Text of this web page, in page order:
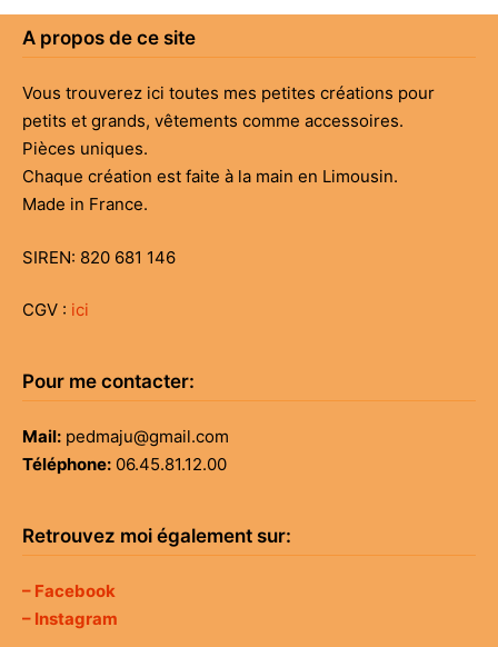
A propos de ce site
Vous trouverez ici toutes mes petites créations pour
petits et grands, vêtements comme accessoires.
Pièces uniques.
Chaque création est faite à la main en Limousin.
Made in France.
SIREN: 820 681 146
CGV : ici
Pour me contacter:
Mail: pedmaju@gmail.com
Téléphone: 06.45.81.12.00
Retrouvez moi également sur:
– Facebook
– Instagram